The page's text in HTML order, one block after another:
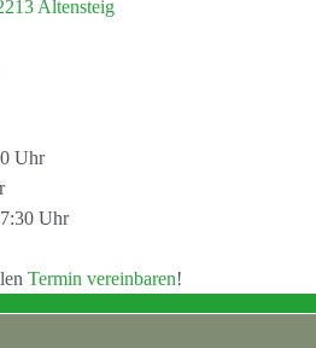
Altensteig
Uhr
Uhr
Termin vereinbaren!